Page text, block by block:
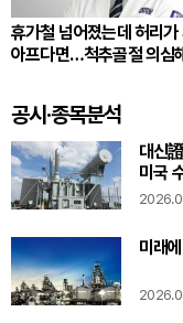
휴가철 넘어졌는데 허리가
아프다면…척추골절 의심
공시·종목분석
대신
미국
미래